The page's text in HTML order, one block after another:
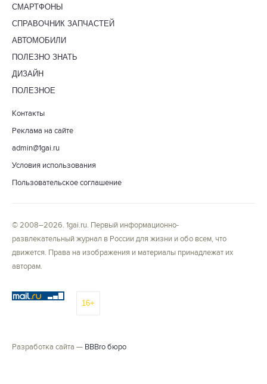
СМАРТФОНЫ
СПРАВОЧНИК ЗАПЧАСТЕЙ
АВТОМОБИЛИ
ПОЛЕЗНО ЗНАТЬ
ДИЗАЙН
ПОЛЕЗНОЕ
Контакты
Реклама на сайте
admin@1gai.ru
Условия использования
Пользовательское соглашение
© 2008–2026. 1gai.ru. Первый информационно-
развлекательный журнал в России для жизни и обо всем, что
движется. Права на изображения и материалы принадлежат их
авторам.
16+
Разработка сайта — BBBro бюро